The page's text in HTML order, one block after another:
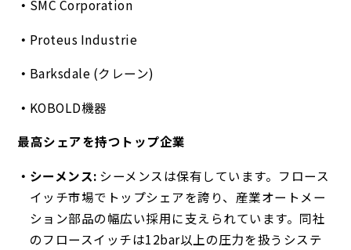
SMC Corporation
Proteus Industrie
Barksdale (クレーン)
KOBOLD機器
最高シェアを持つトップ企業
シーメンス: シーメンスは保有しています。フロース
イッチ市場でトップシェアを誇り、産業オートメー
ション部品の幅広い採用に支えられています。同社
のフロースイッチは12bar以上の圧力を扱うシステ